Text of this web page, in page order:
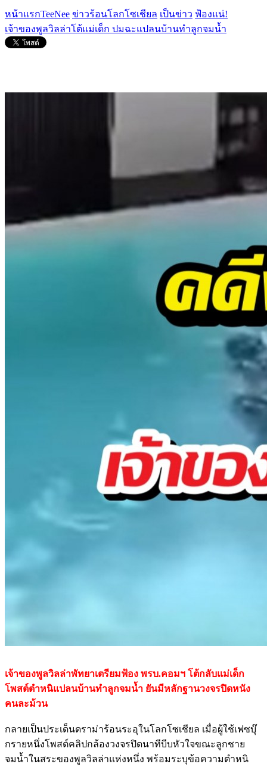
หน้าแรกTeeNee ข่าวร้อนโลกโซเชียล เป็นข่าว ฟ้องแน่!
เจ้าของพูลวิลล่าโต้แม่เด็ก ปมฉะแปลนบ้านทำลูกจมน้ำ
เจ้าของพูลวิลล่าพัทยาเตรียมฟ้อง พรบ.คอมฯ โต้กลับแม่เด็ก
โพสต์ตำหนิแปลนบ้านทำลูกจมน้ำ ยันมีหลักฐานวงจรปิดหนัง
คนละม้วน
กลายเป็นประเด็นดราม่าร้อนระอุในโลกโซเชียล เมื่อผู้ใช้เฟซบุ๊
กรายหนึ่งโพสต์คลิปกล้องวงจรปิดนาทีบีบหัวใจขณะลูกชาย
จมน้ำในสระของพูลวิลล่าแห่งหนึ่ง พร้อมระบุข้อความตำหนิ